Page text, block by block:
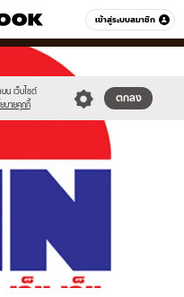
เข้าสู่ระบบสมาชิก
หมวดอื่นๆ
น เว็บไซต์
ยบายคุกกี้
ตกลง